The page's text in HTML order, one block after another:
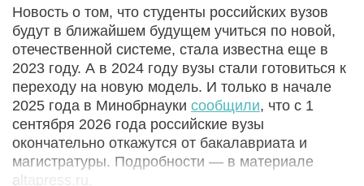
Новость о том, что студенты российских вузов
будут в ближайшем будущем учиться по новой,
отечественной системе, стала известна еще в
2023 году. А в 2024 году вузы стали готовиться к
переходу на новую модель. И только в начале
2025 года в Минобрнауки сообщили, что с 1
сентября 2026 года российские вузы
окончательно откажутся от бакалавриата и
магистратуры. Подробности — в материале
altapress.ru.